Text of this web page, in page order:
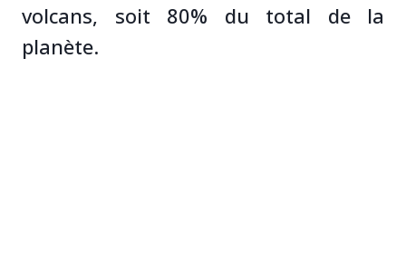
volcans, soit 80% du total de la
planète.